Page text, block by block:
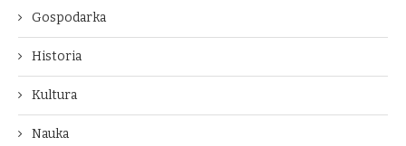
Gospodarka
Historia
Kultura
Nauka